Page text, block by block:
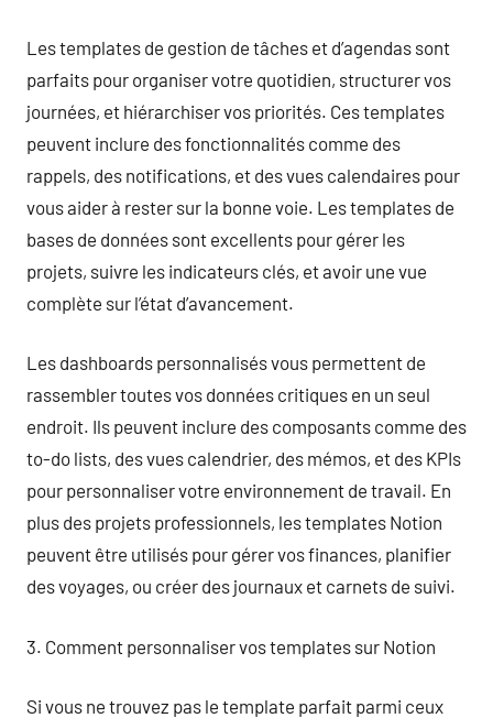
Les templates de gestion de tâches et d’agendas sont
parfaits pour organiser votre quotidien, structurer vos
journées, et hiérarchiser vos priorités. Ces templates
peuvent inclure des fonctionnalités comme des
rappels, des notifications, et des vues calendaires pour
vous aider à rester sur la bonne voie. Les templates de
bases de données sont excellents pour gérer les
projets, suivre les indicateurs clés, et avoir une vue
complète sur l’état d’avancement.
Les dashboards personnalisés vous permettent de
rassembler toutes vos données critiques en un seul
endroit. Ils peuvent inclure des composants comme des
to-do lists, des vues calendrier, des mémos, et des KPIs
pour personnaliser votre environnement de travail. En
plus des projets professionnels, les templates Notion
peuvent être utilisés pour gérer vos finances, planifier
des voyages, ou créer des journaux et carnets de suivi.
3. Comment personnaliser vos templates sur Notion
Si vous ne trouvez pas le template parfait parmi ceux